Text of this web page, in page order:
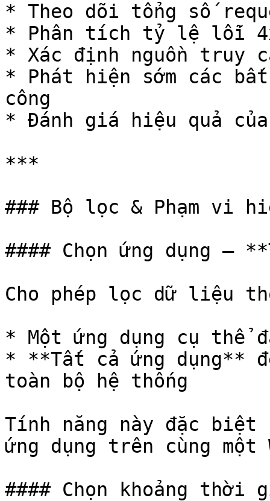
* Theo dõi tổng số
* Phân tích tỷ lệ lỗi
* Xác định nguồn truy
* Phát hiện sớm các
công
* Đánh giá hiệu quả
***
### Bộ lọc & Phạm vi
#### Chọn ứng dụng –
Cho phép lọc dữ liệu
* Một ứng dụng cụ thể
* **Tất cả ứng dụng**
toàn bộ hệ thống
Tính năng này đặc
ứng dụng trên cùng một
#### Chọn khoảng thời